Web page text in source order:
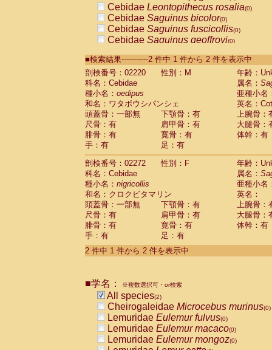
Cebidae Leontopithecus rosalia(0)
Cebidae Saguinus bicolor(0)
Cebidae Saguinus fuscicollis(0)
Cebidae Saguinus geoffroyi(0)
CebidaeSaguinus labiatus(0)
Cebidae Saguinus leucopus (0)
Cebidae
Cebidae
CebidaeSaguinus nigricollis (1)
Cebidae Saguinus oedipus
Cebidae Saguinus weddelli
Cebidae Saguinusspp.
Cebidae Aotus trivirgatus
Cebidae Cebus albifrons
Cebidae
CebidaeCebus capucinus
CebidaeCebus nigrivittatus
Cebidae Cebusspp.(0)
Cebidae Saimiri boliviensis
Cebidae Saimiri sciureus
Atelidae Alouatta caraya
AtelidaeAlouatta fusca
AtelidaeAlouatta seniculus
AtelidaeAteles belzebuth
AtelidaeAteles geoffroyi
AtelidaeAteles paniscus(0)
AtelidaeAtelesspp. (0)
AtelidaeLagothrix lagothricha
AtelidaeLagothrix lagothricha cana
PitheciidaeCacajao calvus
■検索結果-----------2 件中 1 件から 2 件を表示中
剖検番号：02220
性別：M
年齢：
科名：Cebidae
属名：
種小名： oedipus
亜種小名
和名：ワタボウシパンシェ
英名：
頭蓋骨：一部無
下顎骨：有
上腕骨：
尺骨：有
肩甲骨：有
大腿骨：
腓骨：有
寛骨：有
体幹：有
手：有
足：有
剖検番号：02272
性別：F
年齢：
科名：Cebidae
属名：
種小名： nigricollis
亜種小名
和名：クロクビタマリン
英名：
頭蓋骨：一部無
下顎骨：有
上腕骨：
尺骨：有
肩甲骨：有
大腿骨：
腓骨：有
寛骨：有
体幹：有
手：有
足：有
2 件中 1 件から 2 件を表示中
■学名： ※複数選択可・or検索
All species(2)
Cheirogaleidae Microcebus murinus(0)
Lemuridae Eulemur fulvus(0)
Lemuridae Eulemur macaco(0)
Lemuridae Eulemur mongoz(0)